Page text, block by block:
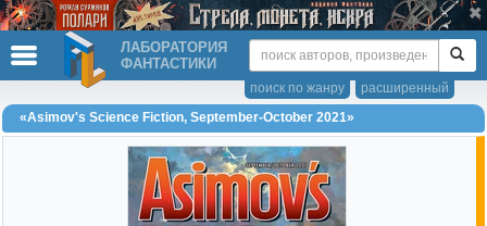
ЛАБОРАТОРИЯ
ФАНТАСТИКИ
расширенный
поиск по жанру
«Asimov's Science Fiction, September-October 2021»